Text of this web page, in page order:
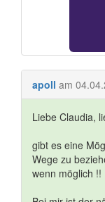
apoll am
Liebe Claudia,
gibt es eine
Wege zu
wenn möglich !!